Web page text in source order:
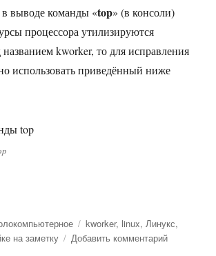
выводе команды «top» (в консоли)
процессора утилизируются
kworker, то для исправления
использовать приведённый ниже
Метки
kworker, linux,Линукс,
на заметку Добавить комментарий